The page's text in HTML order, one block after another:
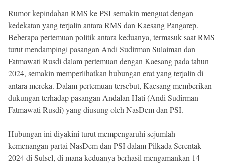
Rumor kepindahan RMS ke PSI semakin menguat dengan
kedekatan yang terjalin antara RMS dan Kaesang Pangarep.
Beberapa pertemuan politik antara keduanya, termasuk saat RMS
turut mendampingi pasangan Andi Sudirman Sulaiman dan
Fatmawati Rusdi dalam pertemuan dengan Kaesang pada tahun
2024, semakin memperlihatkan hubungan erat yang terjalin di
antara mereka. Dalam pertemuan tersebut, Kaesang memberikan
dukungan terhadap pasangan Andalan Hati (Andi Sudirman-
Fatmawati Rusdi) yang diusung oleh NasDem dan PSI.
Hubungan ini diyakini turut mempengaruhi sejumlah
kemenangan partai NasDem dan PSI dalam Pilkada Serentak
2024 di Sulsel, di mana keduanya berhasil mengamankan 14